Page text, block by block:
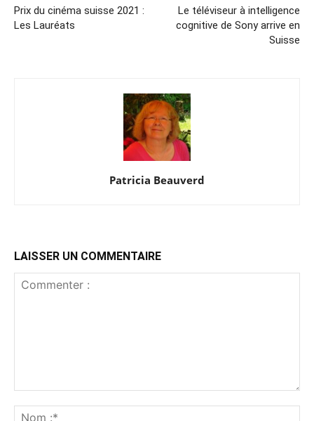
Prix du cinéma suisse 2021 :
Les Lauréats
Le téléviseur à intelligence
cognitive de Sony arrive en
Suisse
Patricia Beauverd
LAISSER UN COMMENTAIRE